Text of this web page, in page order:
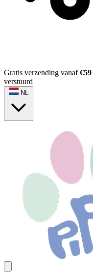
Gratis verzending vanaf€59
verstuurd
NL